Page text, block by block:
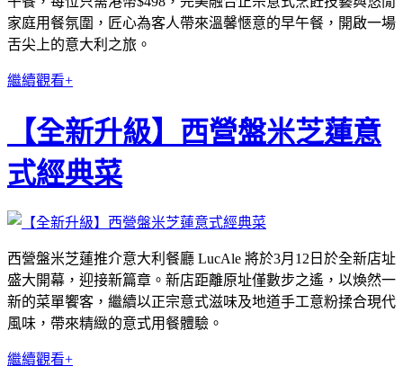
家庭用餐氛圍，匠心為客人帶來溫馨愜意的早午餐，開啟一場
舌尖上的意大利之旅。
繼續觀看+
【全新升級】西營盤米芝蓮意
式經典菜
西營盤米芝蓮推介意大利餐廳 LucAle 將於3月12日於全新店址
盛大開幕，迎接新篇章。新店距離原址僅數步之遙，以煥然一
新的菜單饗客，繼續以正宗意式滋味及地道手工意粉揉合現代
風味，帶來精緻的意式用餐體驗。
繼續觀看+